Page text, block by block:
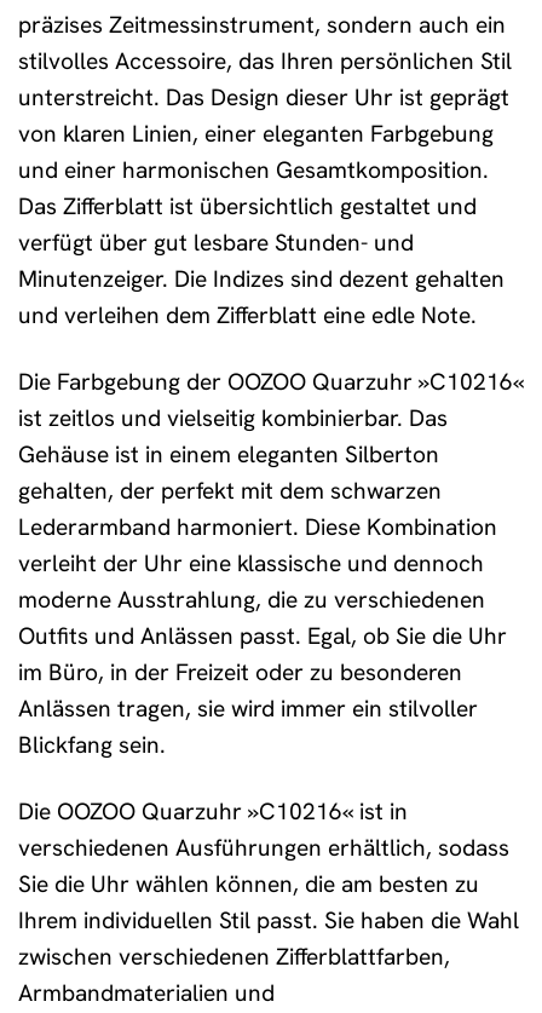
präzises Zeitmessinstrument, sondern auch ein
stilvolles Accessoire, das Ihren persönlichen Stil
unterstreicht. Das Design dieser Uhr ist geprägt
von klaren Linien, einer eleganten Farbgebung
und einer harmonischen Gesamtkomposition.
Das Zifferblatt ist übersichtlich gestaltet und
verfügt über gut lesbare Stunden- und
Minutenzeiger. Die Indizes sind dezent gehalten
und verleihen dem Zifferblatt eine edle Note.
Die Farbgebung der OOZOO Quarzuhr »C10216«
ist zeitlos und vielseitig kombinierbar. Das
Gehäuse ist in einem eleganten Silberton
gehalten, der perfekt mit dem schwarzen
Lederarmband harmoniert. Diese Kombination
verleiht der Uhr eine klassische und dennoch
moderne Ausstrahlung, die zu verschiedenen
Outfits und Anlässen passt. Egal, ob Sie die Uhr
im Büro, in der Freizeit oder zu besonderen
Anlässen tragen, sie wird immer ein stilvoller
Blickfang sein.
Die OOZOO Quarzuhr »C10216« ist in
verschiedenen Ausführungen erhältlich, sodass
Sie die Uhr wählen können, die am besten zu
Ihrem individuellen Stil passt. Sie haben die Wahl
zwischen verschiedenen Zifferblattfarben,
Armbandmaterialien und